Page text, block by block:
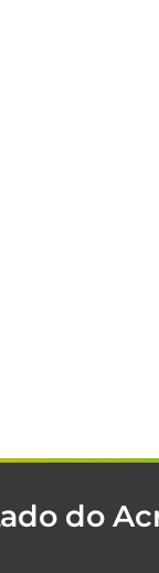
do